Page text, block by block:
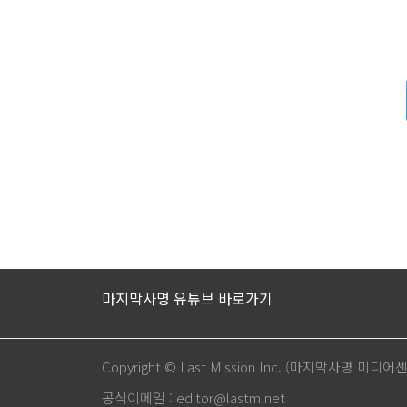
마지막사명 유튜브 바로가기
Copyright © Last Mission Inc. (마지막사명 미디어
공식이메일 : editor@lastm.net